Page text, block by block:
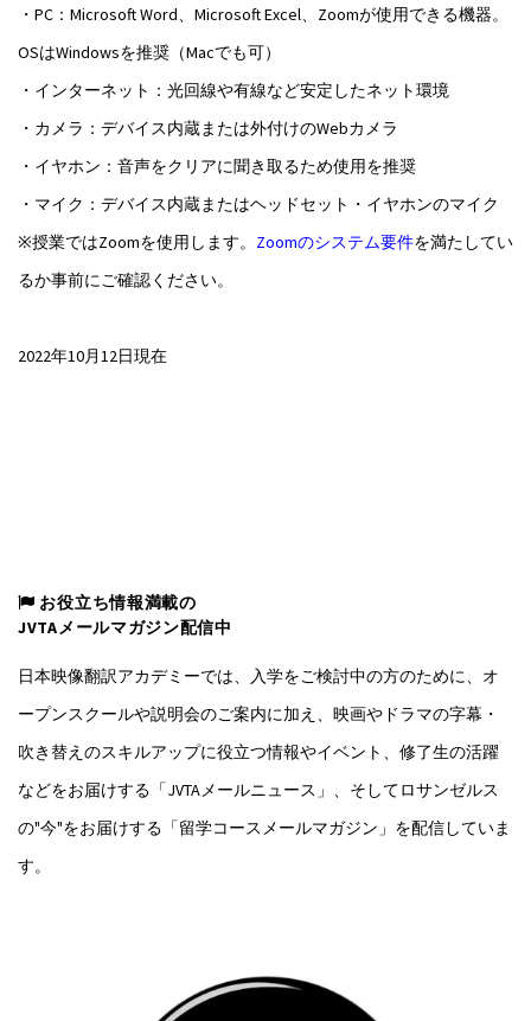
・PC：Microsoft Word、Microsoft Excel、Zoomが使用できる機器。
OSはWindowsを推奨（Macでも可）
・インターネット：光回線や有線など安定したネット環境
・カメラ：デバイス内蔵または外付けのWebカメラ
・イヤホン：音声をクリアに聞き取るため使用を推奨
・マイク：デバイス内蔵またはヘッドセット・イヤホンのマイク
※授業ではZoomを使用します。 Zoomのシステム要件を満たしてい
るか事前にご確認ください。
2022年10月12日現在
お役立ち情報満載の
JVTAメールマガジン配信中
日本映像翻訳アカデミーでは、入学をご検討中の方のために、オ
ープンスクールや説明会のご案内に加え、映画やドラマの字幕・
吹き替えのスキルアップに役立つ情報やイベント、修了生の活躍
などをお届けする「JVTAメールニュース」、そしてロサンゼルス
の"今"をお届けする「留学コースメールマガジン」を配信していま
す。